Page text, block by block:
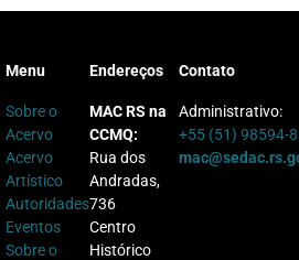
Menu
Sobre o
Acervo
Acervo
Artístico
Autoridades
Eventos
Sobre o
Endereços
MAC RS na
CCMQ:
Rua dos
Andradas,
736
Centro
Histórico
Contato
Administrativo:
+55 (51) 98594-